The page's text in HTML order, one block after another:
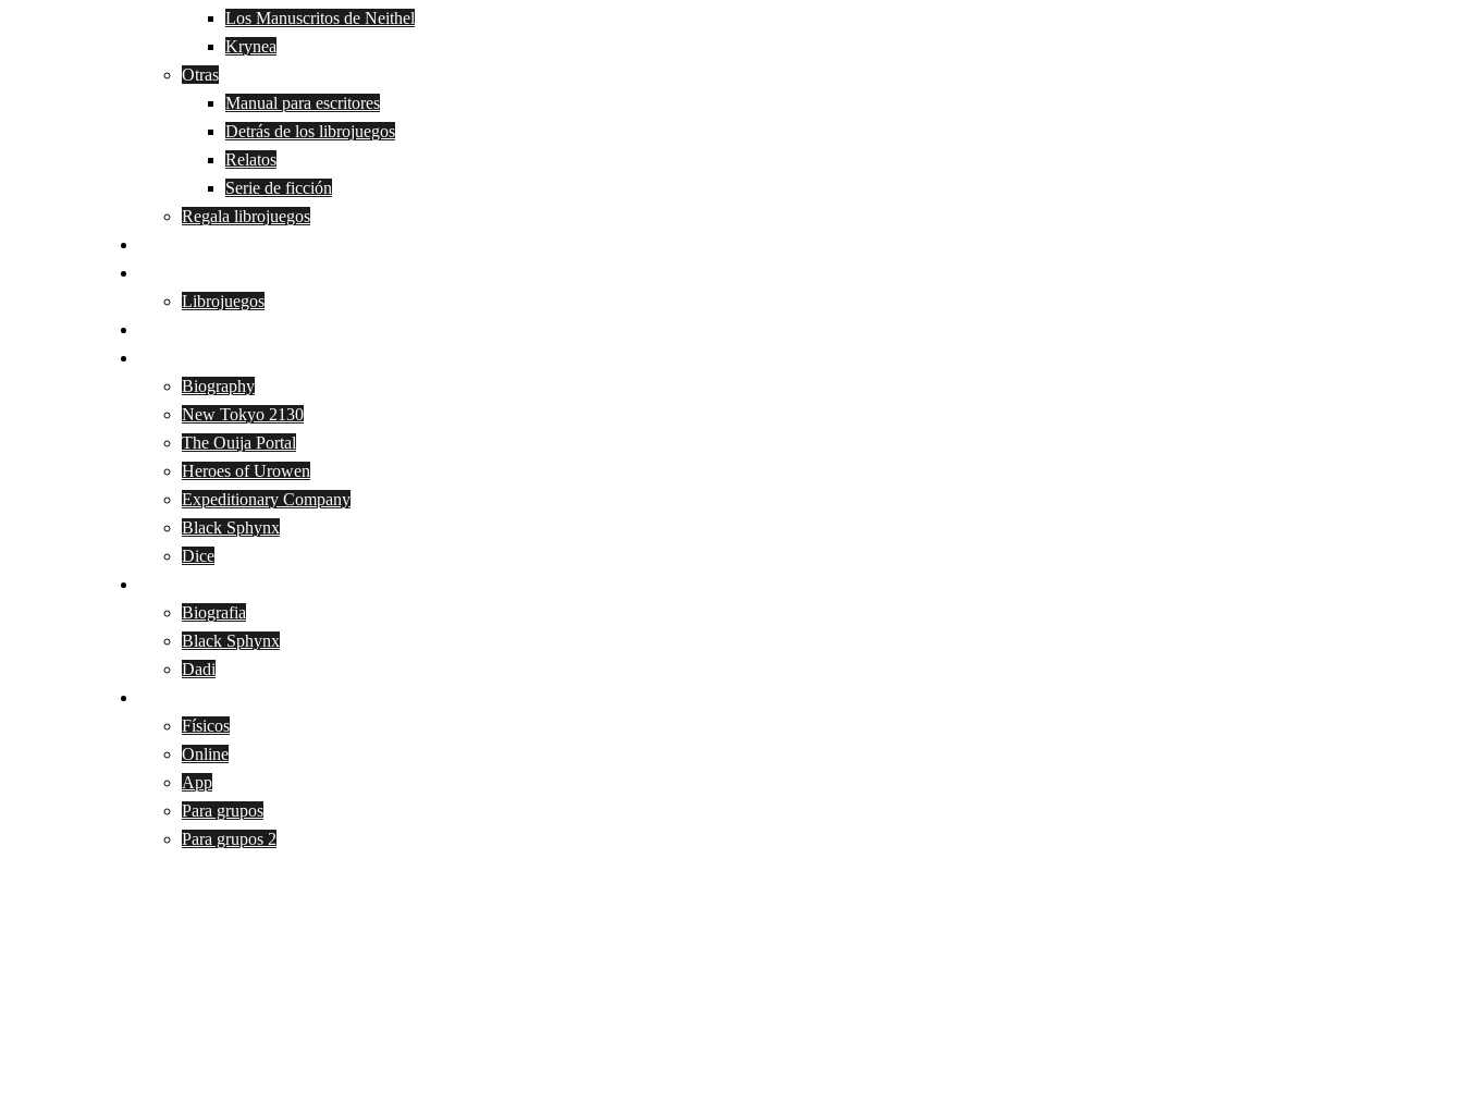
Los Manuscritos de Neithel
Krynea
Otras
Manual para escritores
Detrás de los librojuegos
Relatos
Serie de ficción
Regala librojuegos
Librojuegos
Biography
New Tokyo 2130
The Ouija Portal
Heroes of Urowen
Expeditionary Company
Black Sphynx
Dice
Biografia
Black Sphynx
Dadi
Físicos
Online
App
Para grupos
Para grupos 2